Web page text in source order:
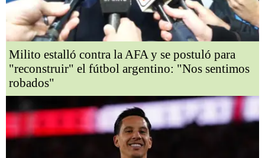
Milito estalló contra la AFA y se postuló para
"reconstruir" el fútbol argentino: "Nos sentimos
robados"